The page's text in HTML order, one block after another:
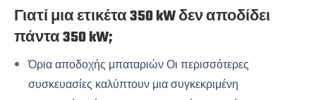
Γιατί μια ετικέτα 350 kW δεν αποδίδει
πάντα 350 kW;
Όρια αποδοχής μπαταριών Οι περισσότερες
συσκευασίες καλύπτουν μια συγκεκριμένη